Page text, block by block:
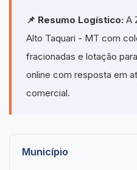
📌 Resumo Logístico: A
Alto Taquari - MT com
fracionadas e lotação
online com resposta em
comercial.
Município